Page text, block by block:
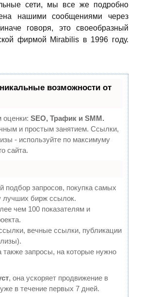
сети, мы все же подробно
нашими сообщениями через
говоря, это своеобразный
фирмой Mirabilis в 1996 году.
Аське
возможности от
оценки: SEO, Трафик и SMM.
и простым занятием. Ссылки,
- используйте по максимуму
сайта.
запросов, покупка самых
лучших бирж ссылок.
чем 100 показателям и
вечные ссылки, публикации
запросы, на которые нужно
, она ускоряет продвижение в
в течение первых 7 дней.